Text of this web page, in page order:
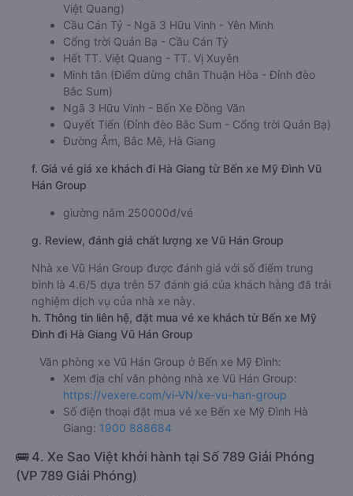
Việt Quang)
Cầu Cán Tỷ - Ngã 3 Hữu Vinh - Yên Minh
Cổng trời Quản Bạ - Cầu Cán Tỷ
Hết TT. Việt Quang - TT. Vị Xuyên
Minh tân (Điểm dừng chân Thuận Hòa - Đỉnh đèo
Bắc Sum)
Ngã 3 Hữu Vinh - Bến Xe Đồng Văn
Quyết Tiến (Đỉnh đèo Bắc Sum - Cổng trời Quản Bạ)
Đường Âm, Bắc Mê, Hà Giang
f. Giá vé giá xe khách đi Hà Giang từ Bến xe Mỹ Đình Vũ
Hán Group
giường nằm 250000đ/vé
g. Review, đánh giá chất lượng xe Vũ Hán Group
Nhà xe Vũ Hán Group được đánh giá với số điểm trung
bình là 4.6/5 dựa trên 57 đánh giá của khách hàng đã trải
nghiệm dịch vụ của nhà xe này.
h. Thông tin liên hệ, đặt mua vé xe khách từ Bến xe Mỹ
Đình đi Hà Giang Vũ Hán Group
Văn phòng xe Vũ Hán Group ở Bến xe Mỹ Đình:
Xem địa chỉ văn phòng nhà xe Vũ Hán Group:
https://vexere.com/vi-VN/xe-vu-han-group
Số điện thoại đặt mua vé xe Bến xe Mỹ Đình Hà
Giang: 1900 888684
🚌 4. Xe Sao Việt khởi hành tại Số 789 Giải Phóng
(VP 789 Giải Phóng)